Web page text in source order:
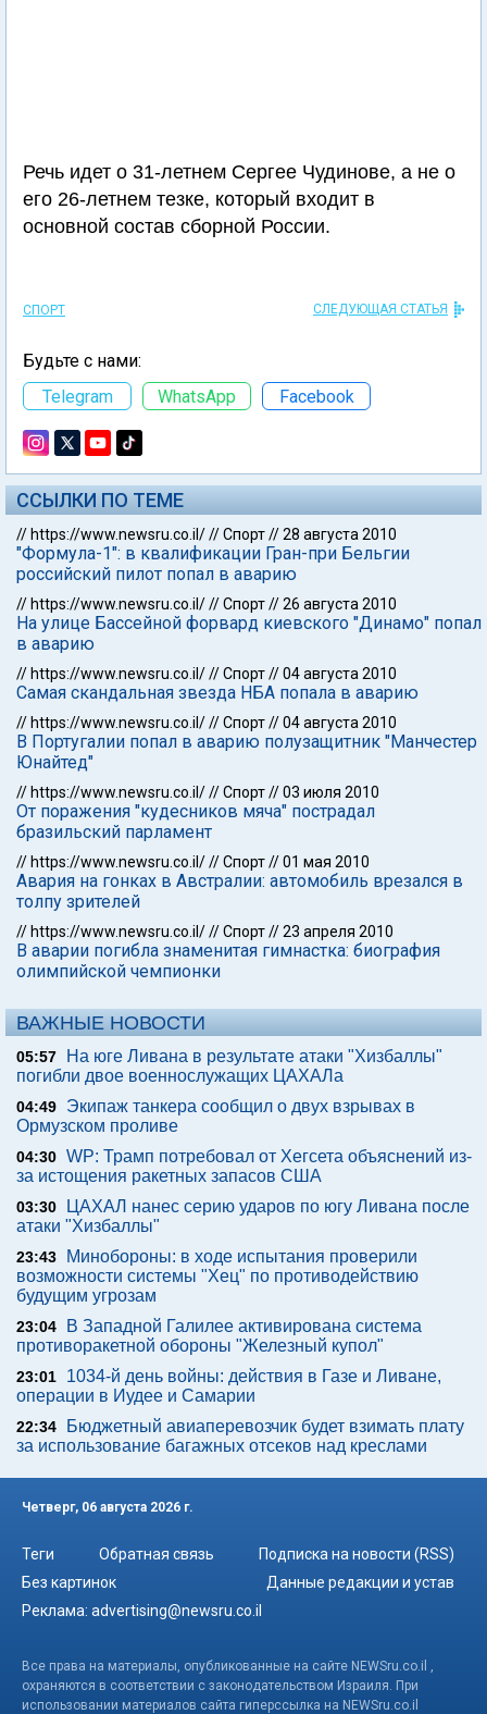
Речь идет о 31-летнем Сергее Чудинове, а не о
его 26-летнем тезке, который входит в
основной состав сборной России.
СПОРТ СЛЕДУЮЩАЯ СТАТЬЯ
Будьте с нами:
Telegram
WhatsApp Facebook
ССЫЛКИ ПО ТЕМЕ
// https://www.newsru.co.il///Спорт//28 августа 2010
"Формула-1": в квалификации Гран-при Бельгии
российский пилот попал в аварию
// https://www.newsru.co.il///Спорт//26 августа 2010
На улице Бассейной форвард киевского "Динамо" попал
в аварию
// https://www.newsru.co.il///Спорт//04 августа 2010
Самая скандальная звезда НБА попала в аварию
// https://www.newsru.co.il///Спорт//04 августа 2010
В Португалии попал в аварию полузащитник "Манчестер
Юнайтед"
// https://www.newsru.co.il///Спорт//03 июля 2010
От поражения "кудесников мяча" пострадал
бразильский парламент
// https://www.newsru.co.il///Спорт//01 мая 2010
Авария на гонках в Австралии: автомобиль врезался в
толпу зрителей
// https://www.newsru.co.il///Спорт//23 апреля 2010
В аварии погибла знаменитая гимнастка: биография
олимпийской чемпионки
ВАЖНЫЕ НОВОСТИ
05:57
На юге Ливана в результате атаки "Хизбаллы"
погибли двое военнослужащих ЦАХАЛа
04:49
Экипаж танкера сообщил о двух взрывах в
Ормузском проливе
04:30 WP: Трамп потребовал от Хегсета объяснений из-
за истощения ракетных запасов США
03:30
ЦАХАЛ нанес серию ударов по югу Ливана после
атаки "Хизбаллы"
23:43
Минобороны: в ходе испытания проверили
возможности системы "Хец" по противодействию
будущим угрозам
23:04
В Западной Галилее активирована система
противоракетной обороны "Железный купол"
23:01
1034-й день войны: действия в Газе и Ливане,
операции в Иудее и Самарии
22:34
Бюджетный авиаперевозчик будет взимать плату
за использование багажных отсеков над креслами
Четверг, 06 августа 2026 г.
Теги Обратная связь
Подписка на новости (RSS)
Без картинок
Данные редакции и устав
Реклама: advertising@newsru.co.il
Все права на материалы, опубликованные на сайте NEWSru.co.il ,
охраняются в соответствии с законодательством Израиля. При
использовании материалов сайта гиперссылка на NEWSru.co.il